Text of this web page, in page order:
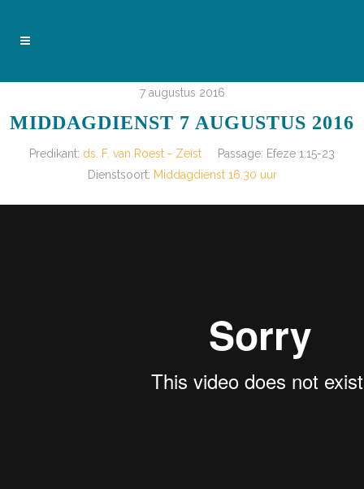
7 augustus 2016
MIDDAGDIENST 7 AUGUSTUS 2016
Predikant: ds. F. van Roest - Zeist Passage: Efeze 1:15-23
Dienstsoort: Middagdienst 16.30 uur